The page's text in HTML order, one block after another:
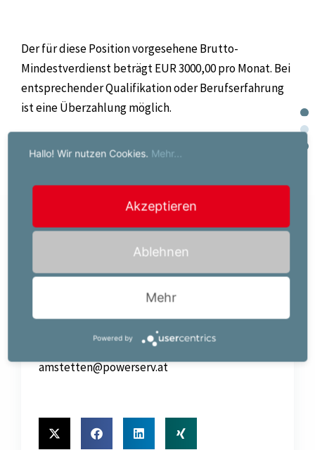
Der für diese Position vorgesehene Brutto-
Mindestverdienst beträgt EUR 3000,00 pro Monat. Bei
entsprechender Qualifikation oder Berufserfahrung
ist eine Überzahlung möglich.
Jetzt bewerben!
amstetten@powerserv.at
Hallo! Wir nutzen Cookies. Mehr...
Akzeptieren
Ablehnen
Mehr
Powered by